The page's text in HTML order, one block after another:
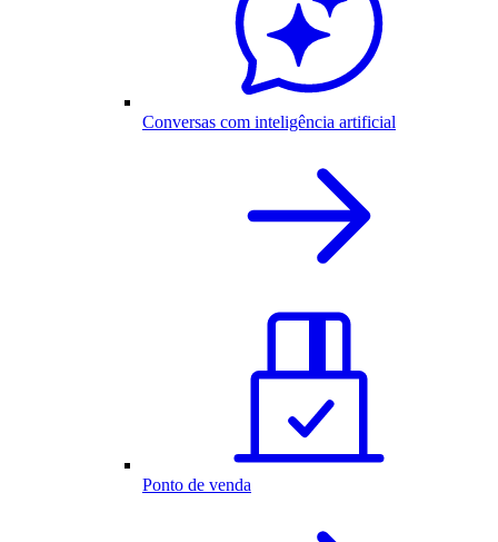
Conversas com inteligência artificial
Ponto de venda